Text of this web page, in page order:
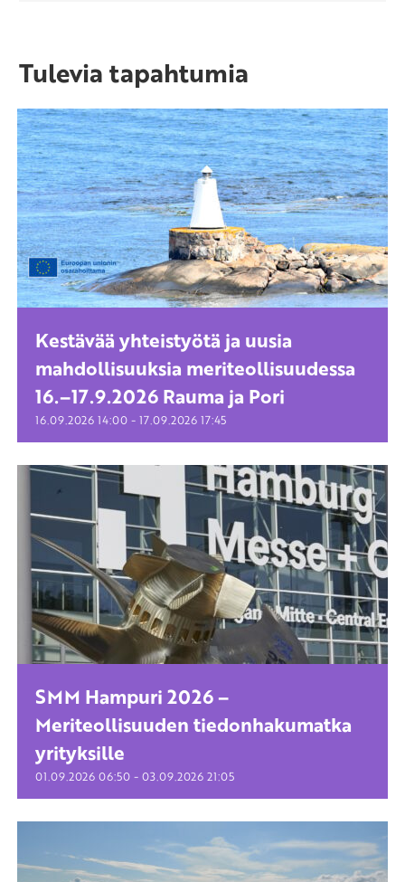
Tulevia tapahtumia
Kestävää yhteistyötä ja uusia
mahdollisuuksia meriteollisuudessa
16.–17.9.2026 Rauma ja Pori
16.09.2026 14:00 - 17.09.2026 17:45
SMM Hampuri 2026 –
Meriteollisuuden tiedonhakumatka
yrityksille
01.09.2026 06:50 - 03.09.2026 21:05